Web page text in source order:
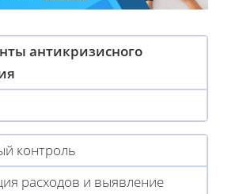
антикризисного
контроль
расходов и выявление